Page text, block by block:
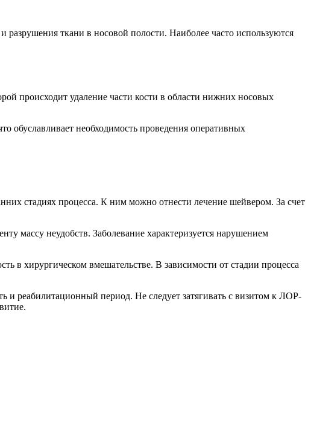
разрушения ткани в носовой полости. Наиболее часто используются
происходит удаление части кости в области нижних носовых
обуславливает необходимость проведения оперативных
стадиях процесса. К ним можно отнести лечение шейвером. За счет
массу неудобств. Заболевание характеризуется нарушением
в хирургическом вмешательстве. В зависимости от стадии процесса
и реабилитационный период. Не следует затягивать с визитом к ЛОР-